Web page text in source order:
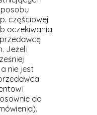
częściowej
oczekiwania
Jeżeli
nie jest
do